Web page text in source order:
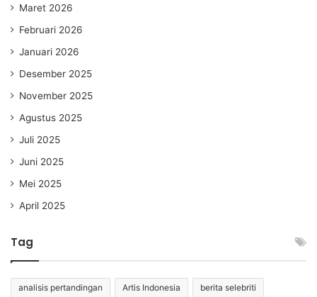
Maret 2026
Februari 2026
Januari 2026
Desember 2025
November 2025
Agustus 2025
Juli 2025
Juni 2025
Mei 2025
April 2025
Tag
analisis pertandingan Artis Indonesia berita selebriti